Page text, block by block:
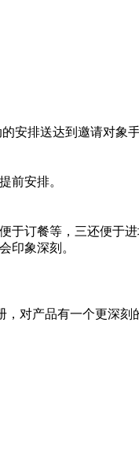
排送达到邀请对象手
前安排。
订餐等，三还便于
印象深刻。
对产品有一个更深刻